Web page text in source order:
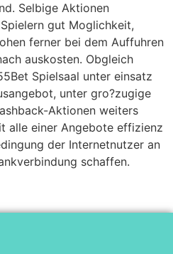
Selbige Aktionen
gut Moglichkeit,
ferner bei dem Auffuhren
auskosten. Obgleich
Spielsaal unter einsatz
unter gro?zugige
Aktionen weiters
alle einer Angebote effizienz
der Internetnutzer an
schaffen.